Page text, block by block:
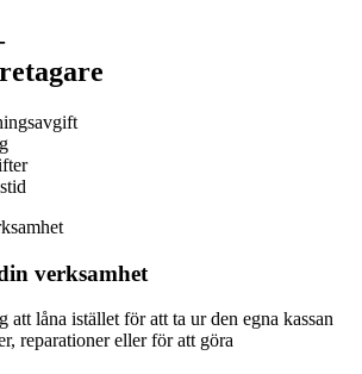
verksamhet
att låna istället för att ta ur den egna kassan
reparationer eller för att göra